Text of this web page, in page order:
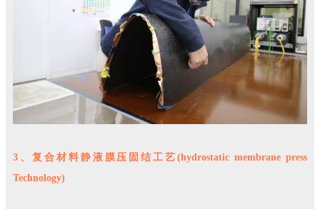
3、复合材料静液膜压固结工艺(hydrostatic membrane press
Technology)